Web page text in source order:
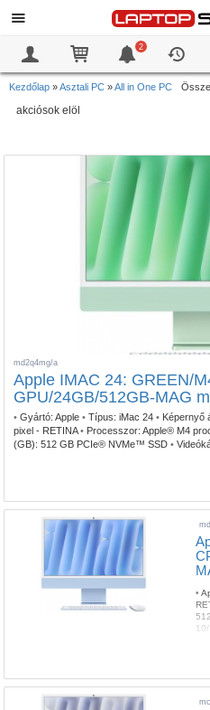
2
Kezdőlap »Asztali PC »All in One PC
md2q4mg/a
Apple IMAC 24: GREEN/
GPU/24GB/512GB-MAG
• Gyártó: Apple • Típus: iMac 24 • Képernyő
pixel - RETINA • Processzor: Apple® M4
(GB): 512 GB PCIe® NVMe™ SSD •
•